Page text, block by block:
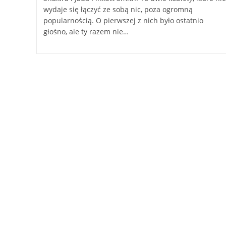
wydaje się łączyć ze sobą nic, poza ogromną
popularnością. O pierwszej z nich było ostatnio
głośno, ale ty razem nie…